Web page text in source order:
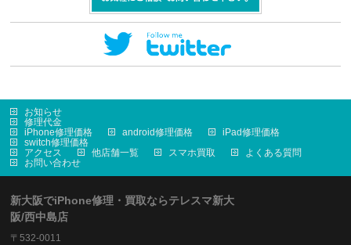
お知らせ
修理代金
iPhone修理価格
android修理価格
iPad修理価格
switch修理価格
アクセス
他店舗一覧 スマホ買取
よくある質問
お問い合わせ
新大阪でiPhone修理・買取ならテレスマ新大
阪/西中島店
〒532-0011